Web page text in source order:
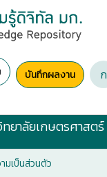
บันทึกผลงาน ก
ยาลัยเกษตรศาสตร์
มเป็นส่วนตัว